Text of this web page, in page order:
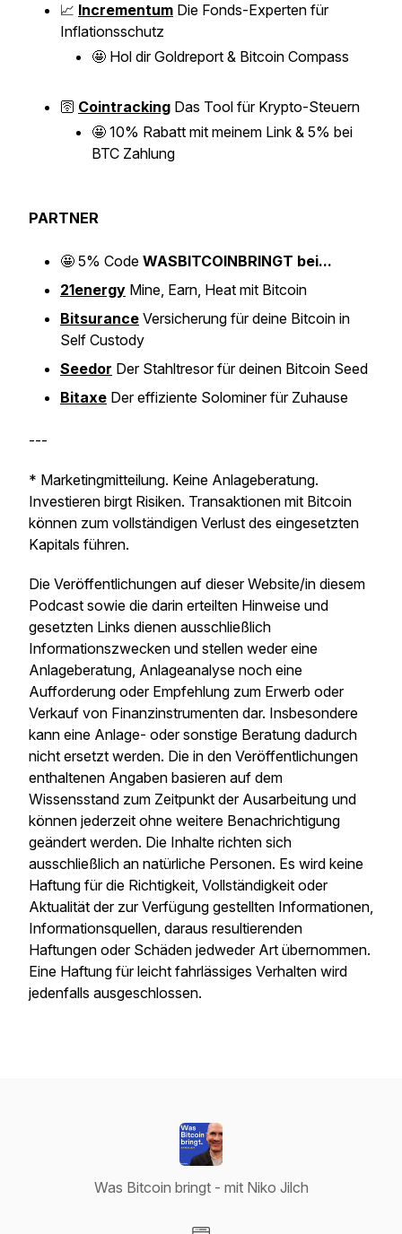
📈 Incrementum Die Fonds-Experten für
Inflationsschutz
🤩 Hol dir Goldreport & Bitcoin Compass
🛜 Cointracking Das Tool für Krypto-Steuern
🤩 10% Rabatt mit meinem Link & 5% bei
BTC Zahlung
PARTNER
🤩 5% Code WASBITCOINBRINGT bei...
21energy Mine, Earn, Heat mit Bitcoin
Bitsurance Versicherung für deine Bitcoin in
Self Custody
Seedor Der Stahltresor für deinen Bitcoin Seed
Bitaxe Der effiziente Solominer für Zuhause
---
* Marketingmitteilung. Keine Anlageberatung.
Investieren birgt Risiken. Transaktionen mit Bitcoin
können zum vollständigen Verlust des eingesetzten
Kapitals führen.
Die Veröffentlichungen auf dieser Website/in diesem
Podcast sowie die darin erteilten Hinweise und
gesetzten Links dienen ausschließlich
Informationszwecken und stellen weder eine
Anlageberatung, Anlageanalyse noch eine
Aufforderung oder Empfehlung zum Erwerb oder
Verkauf von Finanzinstrumenten dar. Insbesondere
kann eine Anlage- oder sonstige Beratung dadurch
nicht ersetzt werden. Die in den Veröffentlichungen
enthaltenen Angaben basieren auf dem
Wissensstand zum Zeitpunkt der Ausarbeitung und
können jederzeit ohne weitere Benachrichtigung
geändert werden. Die Inhalte richten sich
ausschließlich an natürliche Personen. Es wird keine
Haftung für die Richtigkeit, Vollständigkeit oder
Aktualität der zur Verfügung gestellten Informationen,
Informationsquellen, daraus resultierenden
Haftungen oder Schäden jedweder Art übernommen.
Eine Haftung für leicht fahrlässiges Verhalten wird
jedenfalls ausgeschlossen.
Was Bitcoin bringt - mit Niko Jilch